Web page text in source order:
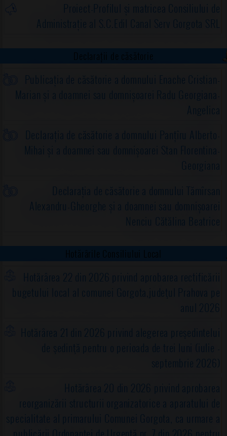
Proiect-Profilul și matricea Consiliului de
Administrație al S.C.Edil Canal Serv Gorgota SRL
Declarații de căsătorie
Publicația de căsătorie a domnului Enache Cristian-
Marian și a doamnei sau domnișoarei Radu Georgiana-
Angelica
Declarația de căsătorie a domnului Panțîru Alberto-
Mihai și a doamnei sau domnișoarei Stan Florentina-
Georgiana
Declarația de căsătorie a domnului Tămîrsan
Alexandru-Gheorghe și a doamnei sau domnișoarei
Nenciu Cătălina Beatrice
Hotărârile Consiliului Local
Hotărârea 22 din 2026 privind aprobarea rectificării
bugetului local al comunei Gorgota,judeţul Prahova pe
anul 2026
Hotărârea 21 din 2026 privind alegerea preşedintelui
de şedinţă pentru o perioada de trei luni (iulie -
septembrie 2026)
Hotărârea 20 din 2026 privind aprobarea
reorganizării structurii organizatorice a aparatului de
specialitate al primarului Comunei Gorgota, ca urmare a